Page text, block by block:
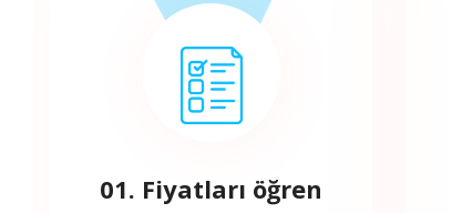
01. Fiyatları öğren